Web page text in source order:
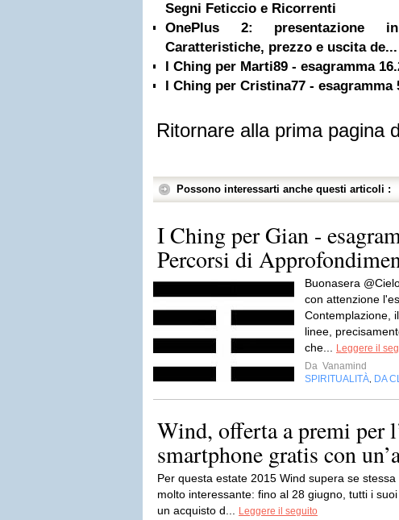
Segni Feticcio e Ricorrenti
OnePlus 2: presentazione
Caratteristiche, prezzo e uscita de...
I Ching per Marti89 - esagramma
I Ching per Cristina77 - esagramma
Ritornare alla prima pagina
Possono interessarti anche questi articoli :
I Ching per Gian -
Percorsi di
Buonasera
con attenzione
Contemplazione,
linee,
che...
Leggere il
Da Vanamind
SPIRITUALITÀ DA
Wind, offerta a premi per
smartphone gratis con
Per questa estate 2015 Wind supera se
molto interessante: fino al 28 giugno, tutti i
un acquisto d...
Leggere il seguito